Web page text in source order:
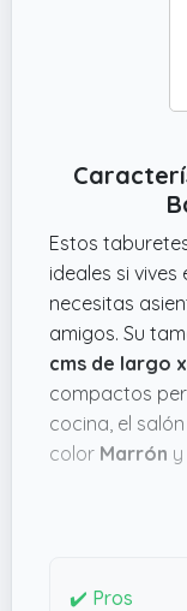
Estos
ideales si
necesitas
amigos. Su
cms de largo
compactos
cocina, el
color Marrón
cómodo para
✔️ Pros